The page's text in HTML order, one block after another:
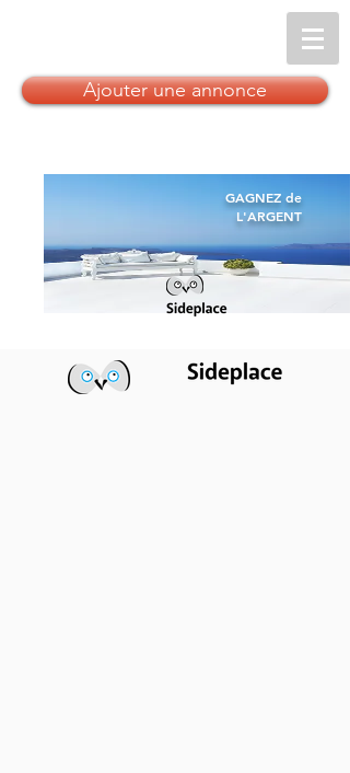
Ajouter une annonce
GAGNEZ de
L'ARGENT